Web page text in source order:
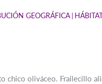
GEOGRÁFICA
chico oliváceo. Frailecillo